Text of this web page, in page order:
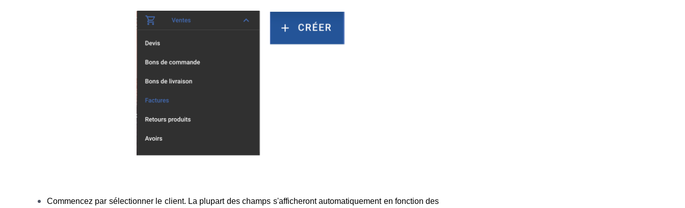
Commencez par sélectionner le client. La plupart des champs s'afficheront automatiquement en fonction des